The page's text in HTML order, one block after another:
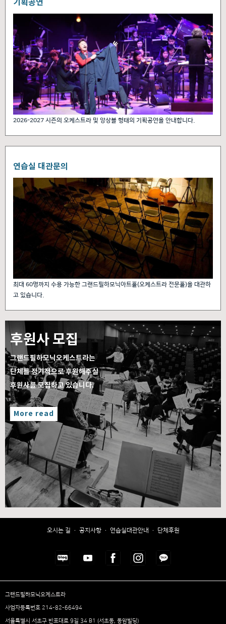
기획공연
2026-2027 시즌의 오케스트라 및 앙상블 형태의 기획공연을 안내합니다.
연습실 대관문의
최대 60명까지 수용 가능한 그랜드필하모닉아트홀(오케스트라 전문홀)을 대관하
고 있습니다.
후원사 모집
그랜드필하모닉오케스트라는
단체를 정기적으로 후원해주실
후원사를 모집하고 있습니다.
More read
오시는 길 · 공지사항· 연습실대관안내 · 단체후원
그랜드필하모닉오케스트라
사업자등록번호 214-82-66494
서울특별시 서초구 반포대로 9길 34 B1 (서초동, 동암빌딩)